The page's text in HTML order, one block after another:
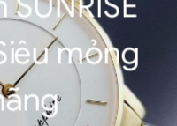
mỏng